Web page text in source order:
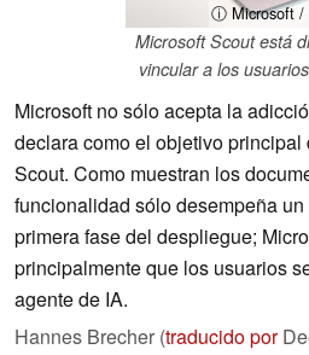
ⓘ Microsoft /
Microsoft Scout está
vincular a los
Microsoft no sólo acepta la
declara como el objetivo
Scout. Como muestran los
funcionalidad sólo desempeña
primera fase del despliegue;
principalmente que los usuarios
agente de IA.
Hannes Brecher (traducido por